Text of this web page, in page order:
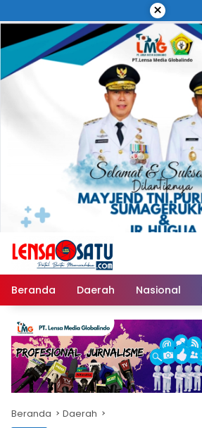
ke
konten
×
Beranda Daerah Nasional
Beranda Daerah